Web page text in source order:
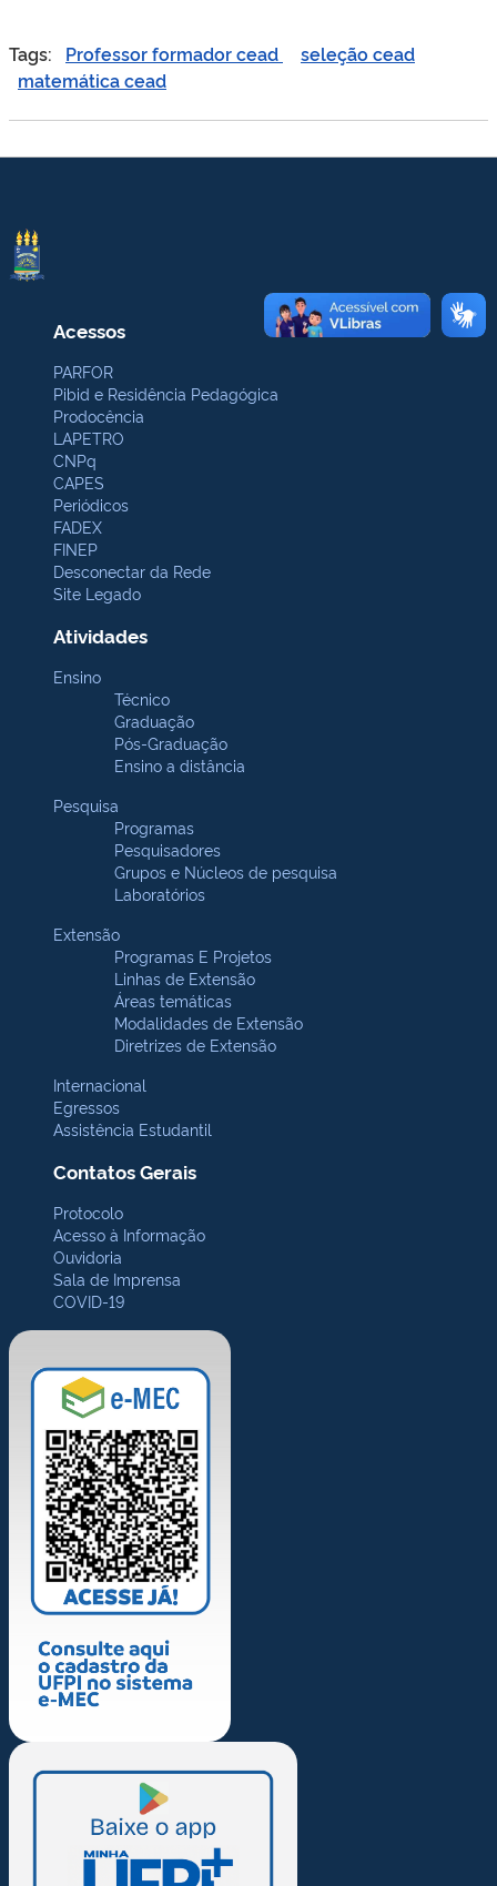
Tags: Professor formador cead
seleção cead
matemática cead
Acessos
PARFOR
Pibid e Residência Pedagógica
Prodocência
LAPETRO
CNPq
CAPES
Periódicos
FADEX
FINEP
Desconectar da Rede
Site Legado
Atividades
Ensino
Técnico
Graduação
Pós-Graduação
Ensino a distância
Pesquisa
Programas
Pesquisadores
Grupos e Núcleos de pesquisa
Laboratórios
Extensão
Programas E Projetos
Linhas de Extensão
Áreas temáticas
Modalidades de Extensão
Diretrizes de Extensão
Internacional
Egressos
Assistência Estudantil
Contatos Gerais
Protocolo
Acesso à Informação
Ouvidoria
Sala de Imprensa
COVID-19